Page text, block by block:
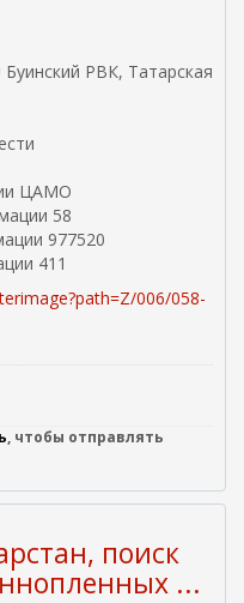
Буинский РВК, Татарская
ЦАМО
58
977520
411
006/058-
, чтобы отправлять
поиск
...